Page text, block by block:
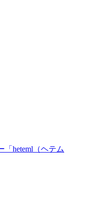
「heteml（ヘテム